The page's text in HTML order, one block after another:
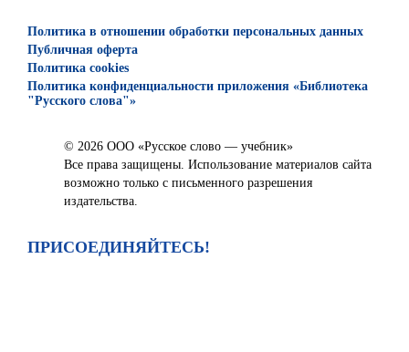
Политика в отношении обработки персональных данных
Публичная оферта
Политика cookies
Политика конфиденциальности приложения «Библиотека
"Русского слова"»
© 2026 ООО «Русское слово — учебник»
Все права защищены. Использование материалов сайта
возможно только с письменного разрешения
издательства.
ПРИСОЕДИНЯЙТЕСЬ!